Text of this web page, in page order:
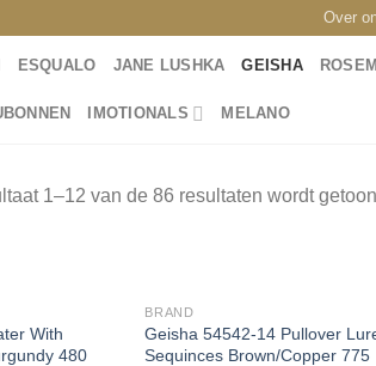
Over
ESQUALO JANE LUSHKA GEISHA
IMOTIONALS MELANO
1–12 van de 86 resultaten wordt
With
480
BRAND
Geisha 54542-14 Pullover
Sequinces Brown/Copper 775